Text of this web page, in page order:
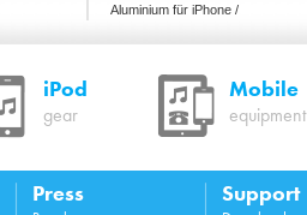
Aluminium für iPhone /
iPod
gear
Mobile
equipment
Press Support